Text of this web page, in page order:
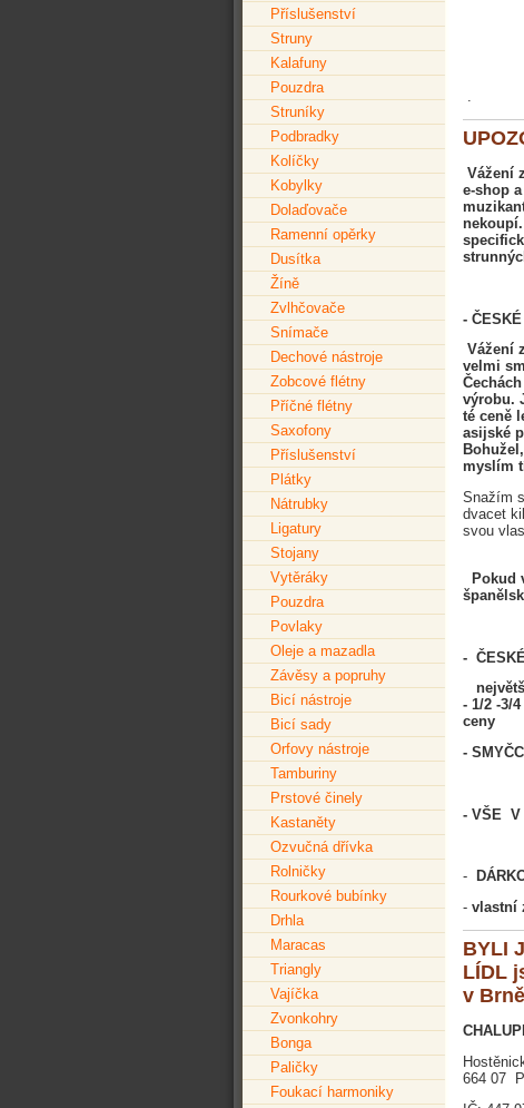
Příslušenství
Struny
Kalafuny
Pouzdra
Struníky
Podbradky
Kolíčky
Kobylky
Dolaďovače
Ramenní opěrky
Dusítka
Žíně
Zvlhčovače
Snímače
Dechové nástroje
Zobcové flétny
Příčné flétny
Saxofony
Příslušenství
Plátky
Nátrubky
Ligatury
Stojany
Vytěráky
Pouzdra
Povlaky
Oleje a mazadla
Závěsy a popruhy
Bicí nástroje
Bicí sady
Orfovy nástroje
Tamburiny
Prstové činely
Kastaněty
Ozvučná dřívka
Rolničky
Rourkové bubínky
Drhla
Maracas
Triangly
Vajíčka
Zvonkohry
Bonga
Paličky
Foukací harmoniky
.
Vážení
e-shop
-
Vážení
velmi
výrobu.
té ceně
asijské
myslím
Snažím
dvacet
svou
Pokud
-
- 1/2 -3/
ceny
-
- VŠE V
-
- vlastní
BYLI
LÍDL
v Brně
664 07